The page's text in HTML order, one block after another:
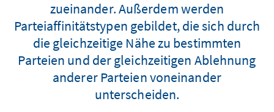
zueinander. Außerdem werden
Parteiaffinitätstypen gebildet, die sich durch
die gleichzeitige Nähe zu bestimmten
Parteien und der gleichzeitigen Ablehnung
anderer Parteien voneinander
unterscheiden.